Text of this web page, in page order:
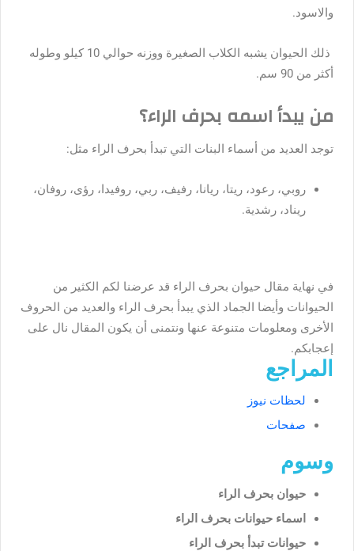
والاسود.
ذلك الحيوان يشبه الكلاب الصغيرة ووزنه حوالي 10 كيلو وطوله
أكثر من 90 سم.
من يبدأ اسمه بحرف الراء؟
توجد العديد من أسماء البنات التي تبدأ بحرف الراء مثل:
روبي، رعود، ريتا، ريانا، رفيف، ربي، روفيدا، رؤى، روفان،
ريناد، رشدية.
في نهاية مقال حيوان بحرف الراء قد عرضنا لكم الكثير من
الحيوانات وأيضا الجماد الذي يبدأ بحرف الراء والعديد من الحروف
الأخرى ومعلومات متنوعة عنها ونتمنى أن يكون المقال نال على
إعجابكم.
المراجع
لحظات نيوز
صفحات
وسوم
حيوان بحرف الراء
اسماء حيوانات بحرف الراء
حيوانات تبدأ بحرف الراء